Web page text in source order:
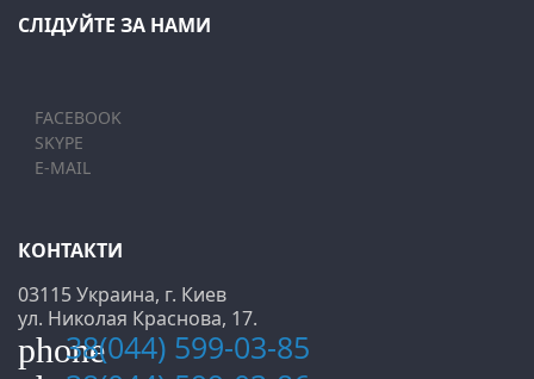
СЛІДУЙТЕ ЗА НАМИ
FACEBOOK
SKYPE
E-MAIL
КОНТАКТИ
03115 Украина, г. Киев
ул. Николая Краснова, 17.
phone38(044) 599-03-85